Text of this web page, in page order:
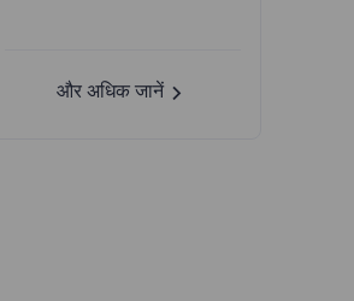
और अधिक जानें